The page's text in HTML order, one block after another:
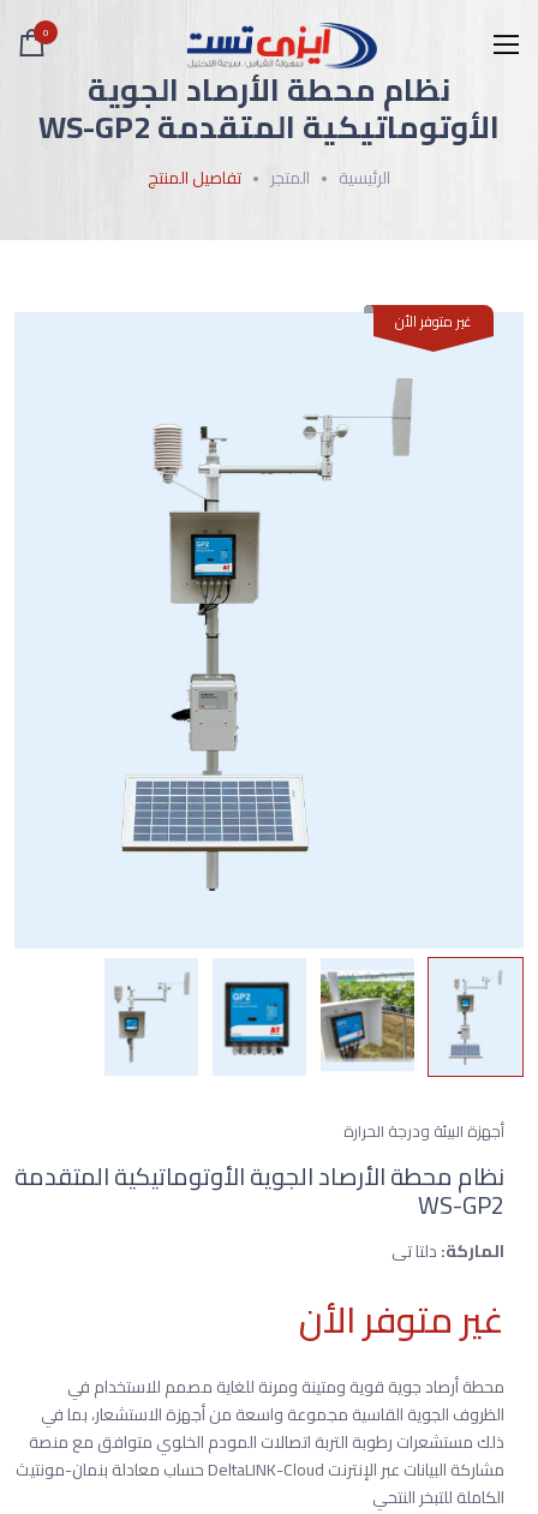
0
نظام محطة الأرصاد الجوية
الأوتوماتيكية المتقدمة WS-GP2
الرئيسية المتجر تفاصيل المنتج
غير متوفر الأن
أجهزة البيئة ودرجة الحرارة
نظام محطة الأرصاد الجوية الأوتوماتيكية المتقدمة
WS-GP2
الماركة:دلتا تى
غير متوفر الأن
محطة أرصاد جوية قوية ومتينة ومرنة للغاية مصمم للاستخدام في
الظروف الجوية القاسية مجموعة واسعة من أجهزة الاستشعار، بما في
ذلك مستشعرات رطوبة التربة اتصالات المودم الخلوي متوافق مع منصة
مشاركة البيانات عبر الإنترنت DeltaLINK-Cloud حساب معادلة بنمان-مونتيث
الكاملة للتبخر النتحي